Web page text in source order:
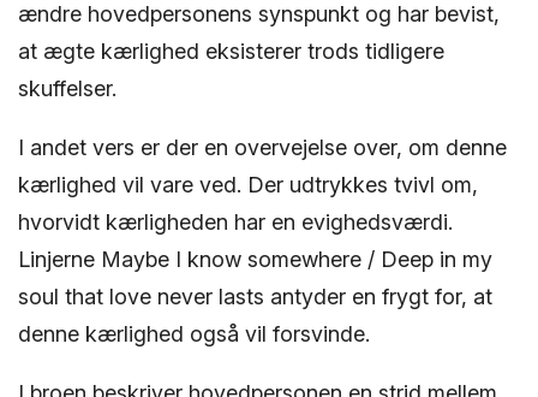
ændre hovedpersonens synspunkt og har bevist,
at ægte kærlighed eksisterer trods tidligere
skuffelser.
I andet vers er der en overvejelse over, om denne
kærlighed vil vare ved. Der udtrykkes tvivl om,
hvorvidt kærligheden har en evighedsværdi.
Linjerne Maybe I know somewhere / Deep in my
soul that love never lasts antyder en frygt for, at
denne kærlighed også vil forsvinde.